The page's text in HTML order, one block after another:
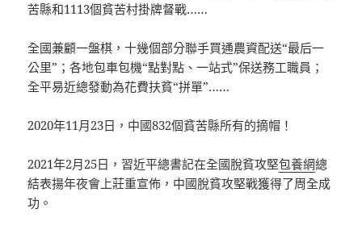
苦縣和1113個貧苦村掛牌督戰……
全國兼顧一盤棋，十幾個部分聯手買通農資配送“最后一
公里”；各地包車包機“點對點、一站式”保送務工職員；
全平易近總發動為花費扶貧“拼單”……
2020年11月23日，中國832個貧苦縣所有的摘帽！
2021年2月25日，習近平總書記在全國脫貧攻堅包養網總
結表揚年夜會上莊重宣佈，中國脫貧攻堅戰獲得了周全成
功。